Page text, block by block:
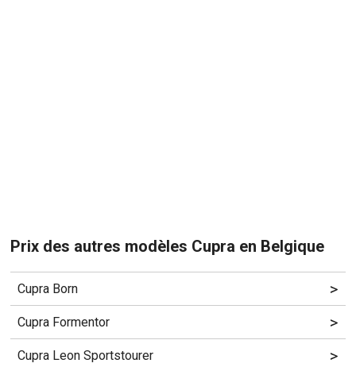
Prix des autres modèles Cupra en Belgique
Cupra Born >
Cupra Formentor >
Cupra Leon Sportstourer >